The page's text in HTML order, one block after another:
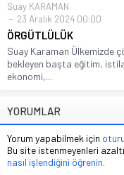
Suay KARAMAN
23 Aralık 2024 00:00
ÖRGÜTLÜLÜK
Suay Karaman Ülkemizde
bekleyen başta eğitim,
ekonomi,...
YORUMLAR
Yorum yapabilmek için
Bu site istenmeyenleri
nasıl işlendiğini öğrenin.